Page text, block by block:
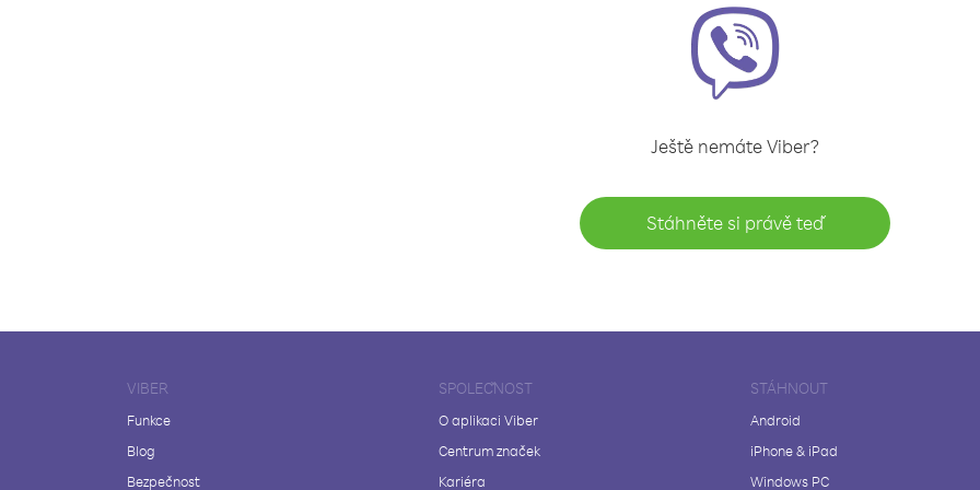
Ještě nemáte Viber?
Stáhněte si právě teď
VIBER
Funkce
Blog
Bezpečnost
SPOLEČNOST
O aplikaci Viber
Centrum značek
Kariéra
STÁHNOUT
Android
iPhone & iPad
Windows PC